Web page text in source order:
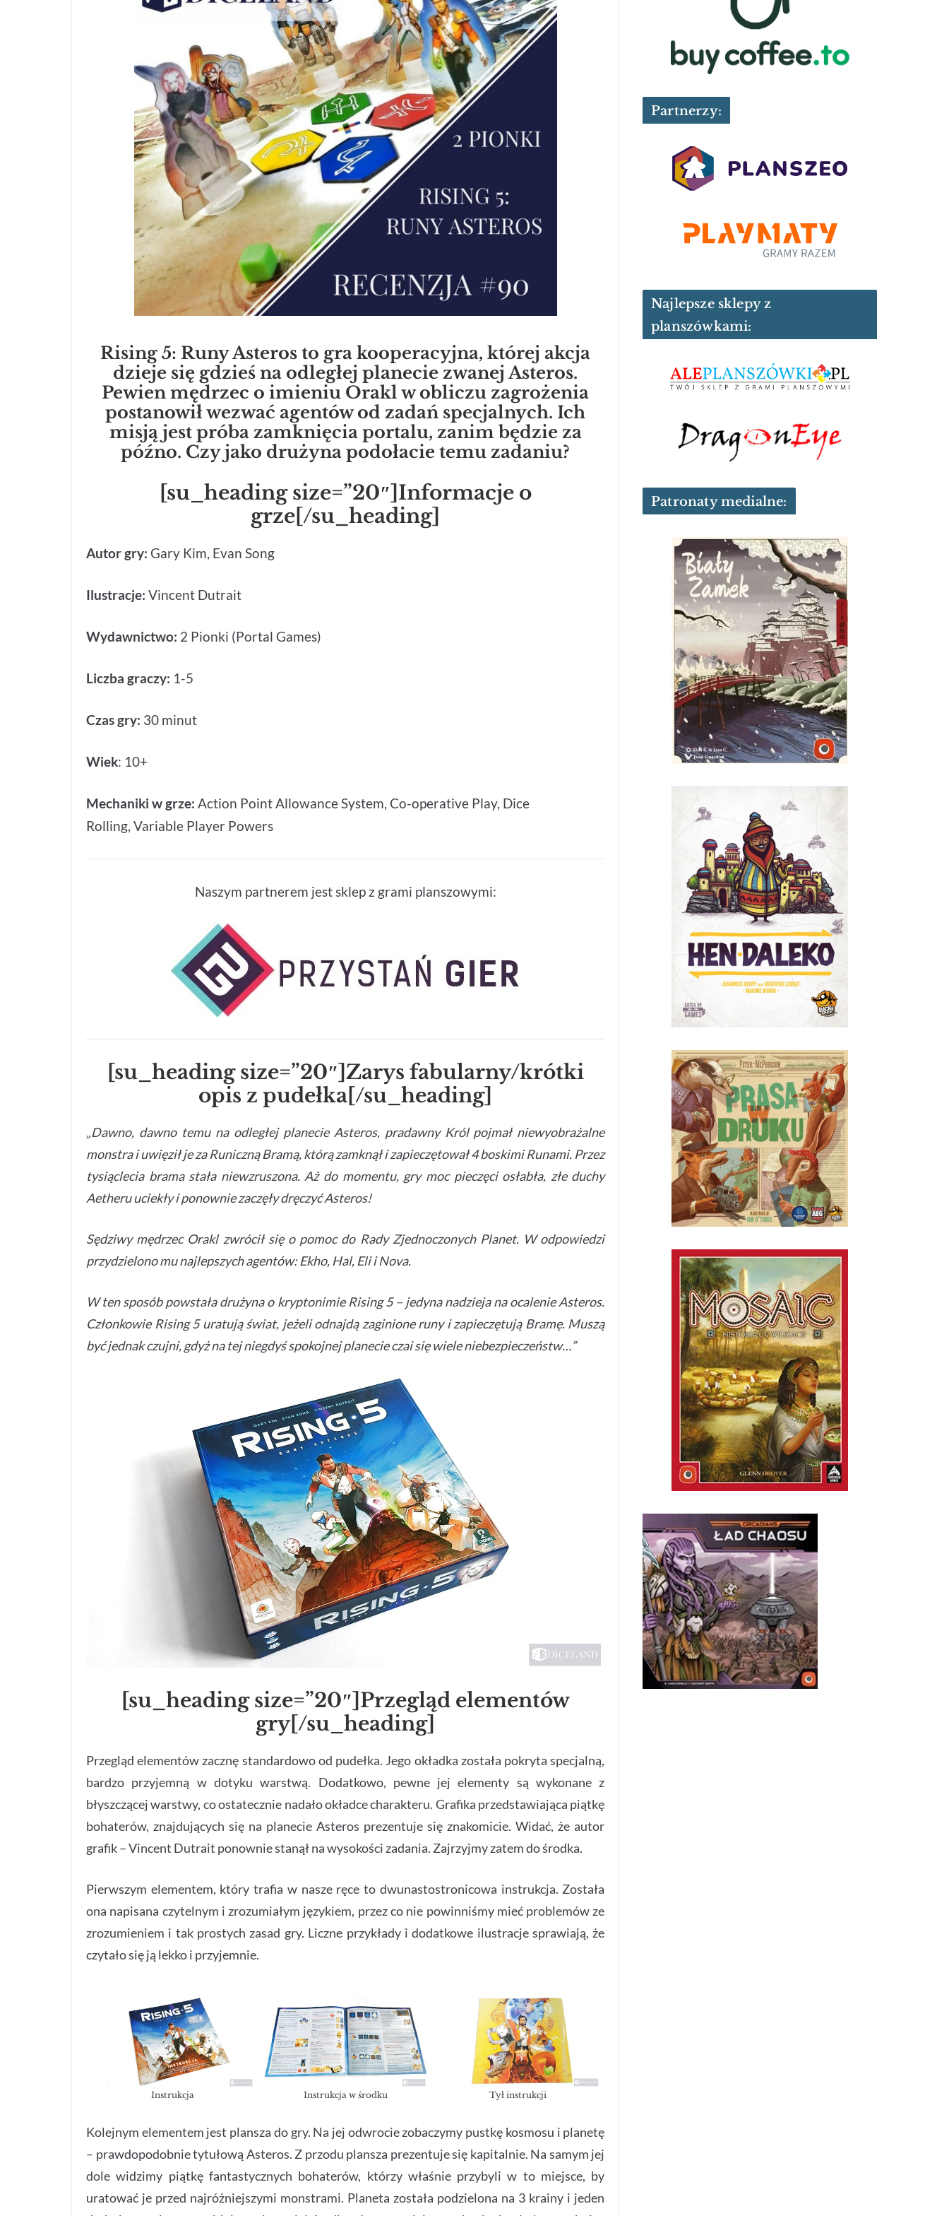
Rising 5: Runy Asteros to gra kooperacyjna, której akcja
dzieje się gdzieś na odległej planecie zwanej Asteros.
Pewien mędrzec o imieniu Orakl w obliczu zagrożenia
postanowił wezwać agentów od zadań specjalnych. Ich
misją jest próba zamknięcia portalu, zanim będzie za
późno. Czy jako drużyna podołacie temu zadaniu?
[su_heading size=”20″]Informacje o
grze[/su_heading]
Autor gry: Gary Kim, Evan Song
Ilustracje: Vincent Dutrait
Wydawnictwo: 2 Pionki (Portal Games)
Liczba graczy: 1-5
Czas gry: 30 minut
Wiek: 10+
Mechaniki w grze: Action Point Allowance System, Co-operative Play, Dice
Rolling, Variable Player Powers
Naszym partnerem jest sklep z grami planszowymi:
[su_heading size=”20″]Zarys fabularny/krótki
opis z pudełka[/su_heading]
„Dawno, dawno temu na odległej planecie Asteros, pradawny Król pojmał niewyobrażalne
monstra i uwięził je za Runiczną Bramą, którą zamknął i zapieczętował 4 boskimi Runami. Przez
tysiąclecia brama stała niewzruszona. Aż do momentu, gry moc pieczęci osłabła, złe duchy
Aetheru uciekły i ponownie zaczęły dręczyć Asteros!
Sędziwy mędrzec Orakl zwrócił się o pomoc do Rady Zjednoczonych Planet. W odpowiedzi
przydzielono mu najlepszych agentów: Ekho, Hal, Eli i Nova.
W ten sposób powstała drużyna o kryptonimie Rising 5 – jedyna nadzieja na ocalenie Asteros.
Członkowie Rising 5 uratują świat, jeżeli odnajdą zaginione runy i zapieczętują Bramę. Muszą
być jednak czujni, gdyż na tej niegdyś spokojnej planecie czai się wiele niebezpieczeństw…”
[su_heading size=”20″]Przegląd elementów
gry[/su_heading]
Przegląd elementów zacznę standardowo od pudełka. Jego okładka została pokryta specjalną,
bardzo przyjemną w dotyku warstwą. Dodatkowo, pewne jej elementy są wykonane z
błyszczącej warstwy, co ostatecznie nadało okładce charakteru. Grafika przedstawiająca piątkę
bohaterów, znajdujących się na planecie Asteros prezentuje się znakomicie. Widać, że autor
grafik – Vincent Dutrait ponownie stanął na wysokości zadania. Zajrzyjmy zatem do środka.
Pierwszym elementem, który trafia w nasze ręce to dwunastostronicowa instrukcja. Została
ona napisana czytelnym i zrozumiałym językiem, przez co nie powinniśmy mieć problemów ze
zrozumieniem i tak prostych zasad gry. Liczne przykłady i dodatkowe ilustracje sprawiają, że
czytało się ją lekko i przyjemnie.
Instrukcja Instrukcja w środku Tył instrukcji
Kolejnym elementem jest plansza do gry. Na jej odwrocie zobaczymy pustkę kosmosu i planetę
– prawdopodobnie tytułową Asteros. Z przodu plansza prezentuje się kapitalnie. Na samym jej
dole widzimy piątkę fantastycznych bohaterów, którzy właśnie przybyli w to miejsce, by
uratować je przed najróżniejszymi monstrami. Planeta została podzielona na 3 krainy i jeden
Partnerzy:
Najlepsze sklepy z
planszówkami:
Patronaty medialne: